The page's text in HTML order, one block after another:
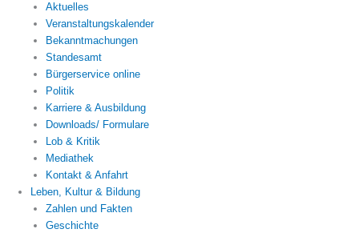
Aktuelles
Veranstaltungskalender
Bekanntmachungen
Standesamt
Bürgerservice online
Politik
Karriere & Ausbildung
Downloads/ Formulare
Lob & Kritik
Mediathek
Kontakt & Anfahrt
Leben, Kultur & Bildung
Zahlen und Fakten
Geschichte